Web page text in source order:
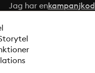
Jag har enkampanjkod